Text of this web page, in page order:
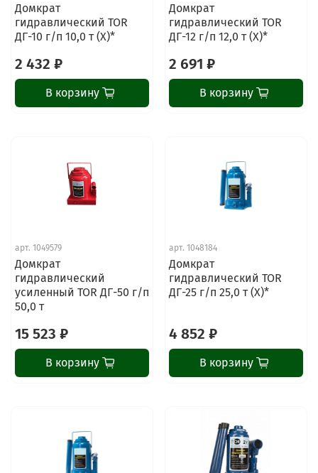
Домкрат
гидравлический TOR
ДГ-10 г/п 10,0 т (X)*
2 432 ₽
В корзину
Домкрат
гидравлический TOR
ДГ-12 г/п 12,0 т (X)*
2 691 ₽
В корзину
арт. 1049579
Домкрат
гидравлический
усиленный TOR ДГ-50 г/п
50,0 т
15 523 ₽
В корзину
арт. 1048184
Домкрат
гидравлический TOR
ДГ-25 г/п 25,0 т (X)*
4 852 ₽
В корзину